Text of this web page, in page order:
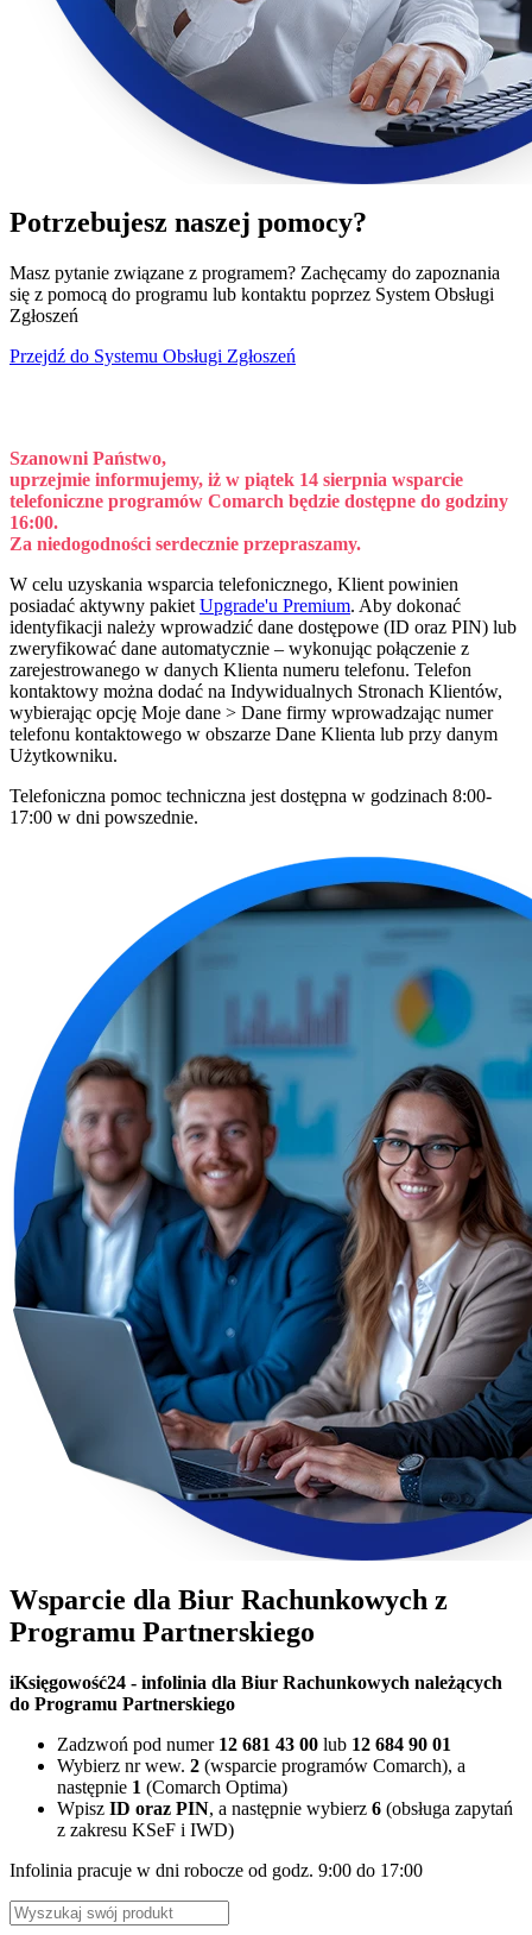
Potrzebujesz naszej pomocy?
Masz pytanie związane z programem? Zachęcamy do zapoznania
się z pomocą do programu lub kontaktu poprzez System Obsługi
Zgłoszeń
Przejdź do Systemu Obsługi Zgłoszeń
Szanowni Państwo,
uprzejmie informujemy, iż w piątek 14 sierpnia wsparcie
telefoniczne programów Comarch będzie dostępne do godziny
16:00.
Za niedogodności serdecznie przepraszamy.
W celu uzyskania wsparcia telefonicznego, Klient powinien
posiadać aktywny pakiet Upgrade'u Premium. Aby dokonać
identyfikacji należy wprowadzić dane dostępowe (ID oraz PIN) lub
zweryfikować dane automatycznie – wykonując połączenie z
zarejestrowanego w danych Klienta numeru telefonu. Telefon
kontaktowy można dodać na Indywidualnych Stronach Klientów,
wybierając opcję Moje dane > Dane firmy wprowadzając numer
telefonu kontaktowego w obszarze Dane Klienta lub przy danym
Użytkowniku.
Telefoniczna pomoc techniczna jest dostępna w godzinach 8:00-
17:00 w dni powszednie.
Wsparcie dla Biur Rachunkowych z
Programu Partnerskiego
iKsięgowość24 - infolinia dla Biur Rachunkowych należących
do Programu Partnerskiego
Zadzwoń pod numer 12 681 43 00 lub 12 684 90 01
Wybierz nr wew. 2 (wsparcie programów Comarch), a
następnie 1 (Comarch Optima)
Wpisz ID oraz PIN, a następnie wybierz 6 (obsługa zapytań
z zakresu KSeF i IWD)
Infolinia pracuje w dni robocze od godz. 9:00 do 17:00